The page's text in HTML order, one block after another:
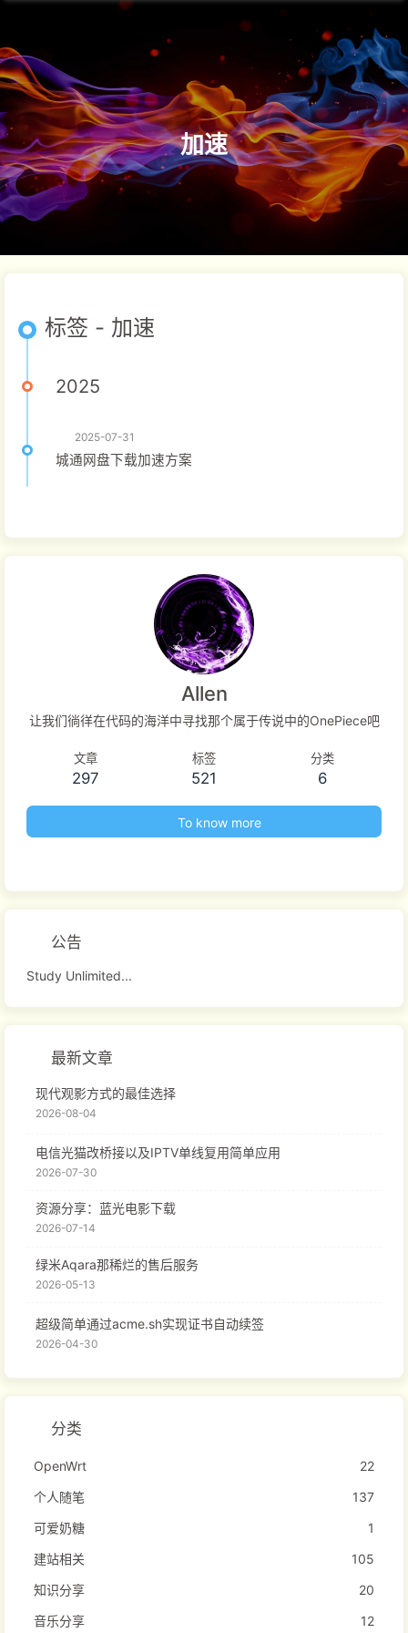
加速
标签 - 加速
2025
2025-07-31
城通网盘下载加速方案
Allen
让我们徜徉在代码的海洋中寻找那个属于传说中的OnePiece吧
文章
297
标签
521
分类
6
To know more
公告
Study Unlimited...
最新文章
现代观影方式的最佳选择
2026-08-04
电信光猫改桥接以及IPTV单线复用简单应用
2026-07-30
资源分享：蓝光电影下载
2026-07-14
绿米Aqara那稀烂的售后服务
2026-05-13
超级简单通过acme.sh实现证书自动续签
2026-04-30
分类
OpenWrt
22
个人随笔
137
可爱奶糖
1
建站相关
105
知识分享
20
音乐分享
12